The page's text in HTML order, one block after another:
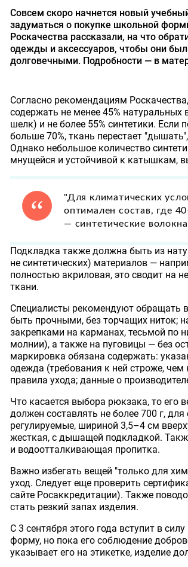
Совсем скоро начнется новый
задуматься о покупке школьной
Роскачества рассказали, на что
одежды и аксессуаров, чтобы они
долговечными. Подробности — в
Согласно рекомендациям
содержать не менее 45% натуральных
шелк) и не более 55% синтетики. Если
больше 70%, ткань перестает
Однако небольшое количество
мнущейся и устойчивой к катышкам,
"Для климатических
оптимален состав, где
— синтетические
Подкладка также должна быть из
не синтетических) материалов —
полностью акриловая, это сводит на
ткани.
Специалисты рекомендуют
быть прочными, без торчащих ниток;
закрепками на карманах, тесьмой по
молнии), а также на пуговицы — без
маркировка обязана содержать:
одежда (требования к ней строже, чем
правила ухода; данные о
Что касается выбора рюкзака, то его
должен составлять не более 700 г,
регулируемые, шириной 3,5–4 см
жесткая, с дышащей подкладкой.
и водоотталкивающая пропитка.
Важно избегать вещей "только для
уход. Следует еще проверить
сайте Росаккредитации). Также
стать резкий запах изделия.
С 3 сентября этого года вступит в
форму, но пока его соблюдение
указывает его на этикетке, изделие